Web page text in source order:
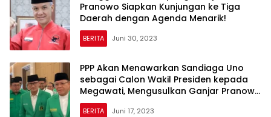
Pranowo Siapkan Kunjungan ke Tiga
Daerah dengan Agenda Menarik!
BERITA Juni 30, 2023
PPP Akan Menawarkan Sandiaga Uno
sebagai Calon Wakil Presiden kepada
Megawati, Mengusulkan Ganjar Pranowo
secara Resmi
BERITA Juni 17, 2023